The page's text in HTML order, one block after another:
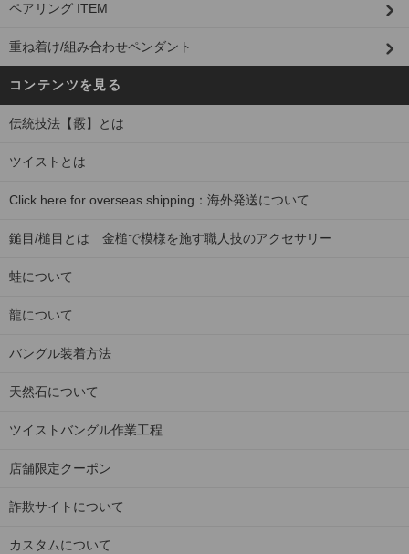
ペアリング ITEM
重ね着け/組み合わせペンダント
コンテンツを見る
伝統技法【霰】とは
ツイストとは
Click here for overseas shipping：海外発送について
鎚目/槌目とは 金槌で模様を施す職人技のアクセサリー
蛙について
龍について
バングル装着方法
天然石について
ツイストバングル作業工程
店舗限定クーポン
詐欺サイトについて
カスタムについて